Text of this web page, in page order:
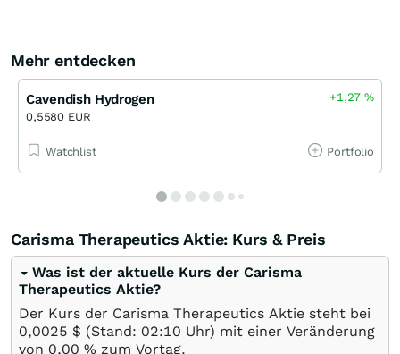
Mehr entdecken
Cavendish Hydrogen
0,5580 EUR
+1,27%
Watchlist Portfolio
Carisma Therapeutics Aktie: Kurs & Preis
Was ist der aktuelle Kurs der Carisma
Therapeutics Aktie?
Der Kurs der Carisma Therapeutics Aktie steht bei
0,0025 $ (Stand: 02:10 Uhr) mit einer Veränderung
von 0,00 % zum Vortag.